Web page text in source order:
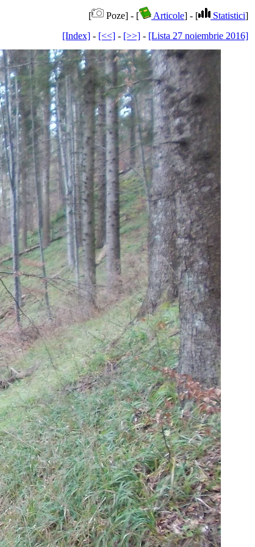
[ Poze] - [ Articole] - [ Statistici]
[Index] - [<<] - [>>] - [Lista 27 noiembrie 2016]